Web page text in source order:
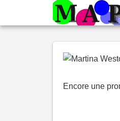
Menu
du
compte
Encore une